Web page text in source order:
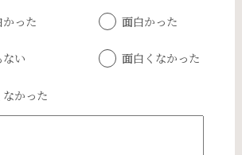
かった 面白かった
ない 面白くなかった
かった